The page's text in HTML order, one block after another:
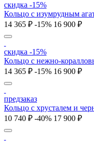
скидка -15%
Кольцо c изумрудным
14 365 ₽ -15% 16 900 ₽
скидка -15%
Кольцо c нежно-
14 365 ₽ -15% 16 900 ₽
предзаказ
Кольцо с хрусталем и
10 740 ₽ -40% 17 900 ₽